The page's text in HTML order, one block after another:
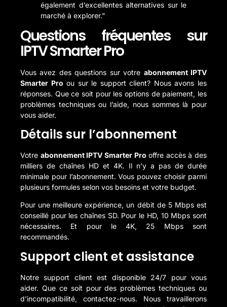
également d’excellentes alternatives sur le
marché à explorer.”
Questions fréquentes sur
IPTV Smarter Pro
Vous avez des questions sur votre abonnement IPTV
Smarter Pro ou sur le support client? Nous avons les
réponses. Que ce soit pour les options de paiement, les
problèmes techniques ou l’aide, nous sommes là pour
vous aider.
Détails sur l’abonnement
Votre abonnement IPTV Smarter Pro offre accès à des
milliers de chaînes HD et 4K. Il n’y a pas de durée
minimale pour l’abonnement. Vous pouvez choisir parmi
plusieurs formules selon vos besoins et votre budget.
Pour une meilleure expérience, un débit de 5 Mbps est
conseillé pour les chaînes SD. Pour le HD, 10 Mbps sont
nécessaires. Et pour le 4K, 25 Mbps sont
recommandés.
Support client et assistance
Notre support client est disponible 24/7 pour vous
aider. Que ce soit pour des problèmes techniques ou
d’incompatibilité, contactez-nous. Nous travaillerons